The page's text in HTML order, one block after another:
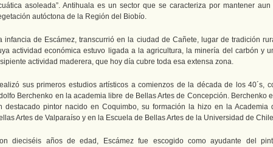
asoleada”. Antihuala es un sector que se caracteriza por mantener aun
autóctona de la Región del Biobío.
infancia de Escámez, transcurrió en la ciudad de Cañete, lugar de tradición
actividad económica estuvo ligada a la agricultura, la minería del carbón y
actividad maderera, que hoy día cubre toda esa extensa zona.
sus primeros estudios artísticos a comienzos de la década de los 40´s,
Berchenko en la academia libre de Bellas Artes de Concepción. Berchenko
destacado pintor nacido en Coquimbo, su formación la hizo en la Academia
Artes de Valparaíso y en la Escuela de Bellas Artes de la Universidad de
dieciséis años de edad, Escámez fue escogido como ayudante del